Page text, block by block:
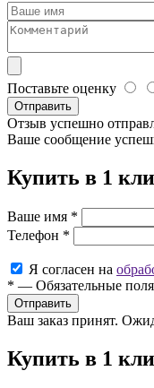
Поставьте оценку
Отправить
Отзыв успешно
Ваше сообщение
Купить в 1
Ваше имя *
Телефон *
Я согласен на
* — Обязательные поля
Ваш заказ принят.
Купить в 1